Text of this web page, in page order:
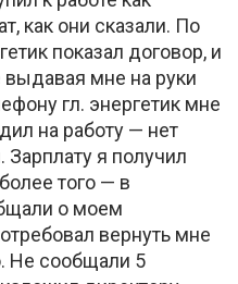
как они сказали. По
показал договор, и
выдавая мне на руки
гл. энергетик мне
на работу — нет
я получил
того — в
о моем
вернуть мне
Не сообщали 5